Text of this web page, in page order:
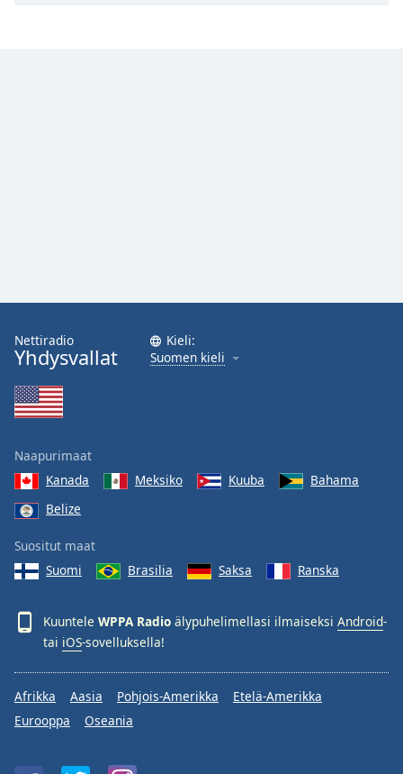
Font
Family
Done
Close
Dialog
dialog
Nettiradio
Yhdysvallat
Kieli:
Suomen kieli
Naapurimaat
Kanada
Meksiko Kuuba
Bahama
Belize
Suositut maat
Suomi
Brasilia Saksa Ranska
Kuuntele WPPA Radio älypuhelimellasi ilmaiseksi Android-
tai iOS-sovelluksella!
Afrikka Aasia Pohjois-Amerikka
Etelä-Amerikka
Eurooppa
Oseania